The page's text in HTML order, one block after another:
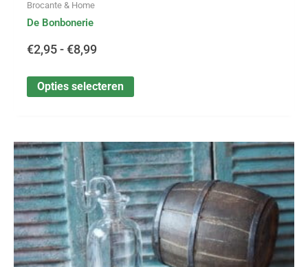
Brocante & Home
De Bonbonerie
€2,95 - €8,99
Opties selecteren
Prijsklasse:
€2,25
tot
€6,95
Dit
product
heeft
meerdere
variaties.
Deze
optie
kan